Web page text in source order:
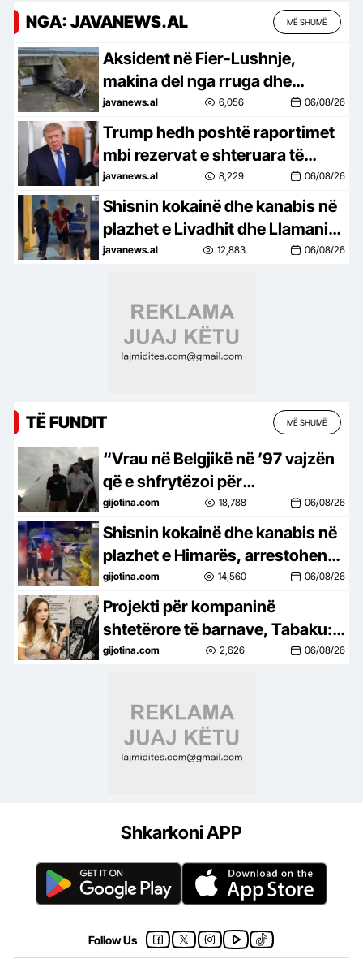
NGA: JAVANEWS.AL MË SHUMË
Aksident në Fier-Lushnje,
makina del nga rruga dhe
përfundon në nënkalim
javanews.al 6,056 06/08/26
Trump hedh poshtë raportimet
mbi rezervat e shteruara të
Pentagonit: SHBA ka sasi të
mëdha municionesh –
javanews.al 8,229 06/08/26
Shisnin kokainë dhe kanabis në
plazhet e Livadhit dhe Llamanit,
në pranga 3 persona
javanews.al 12,883 06/08/26
TË FUNDIT MË SHUMË
“Vrau në Belgjikë në ’97 vajzën
që e shfrytëzoi për
prostitucion”, policia jep detaje
mbi krimet e Sokol Hoxhës
gijotina.com 18,788 06/08/26
Shisnin kokainë dhe kanabis në
plazhet e Himarës, arrestohen
tre persona
gijotina.com 14,560 06/08/26
Projekti për kompaninë
shtetërore të barnave, Tabaku:
Qeveria po kalon nga
gijotina.com 2,626 06/08/26
Shkarkoni APP
Follow Us